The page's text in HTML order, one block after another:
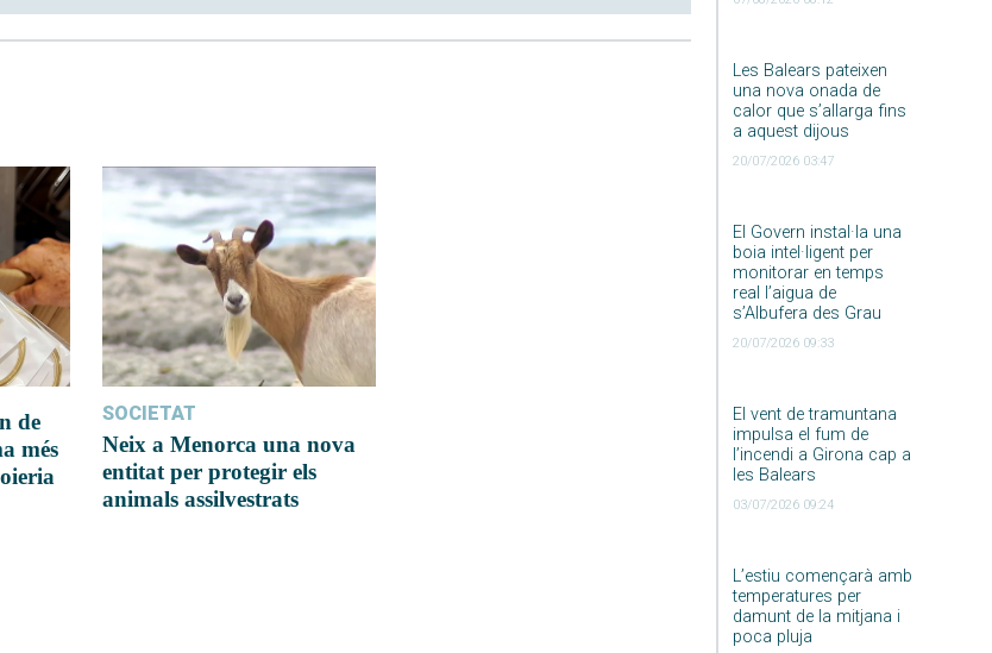
Les Balears pateixen
una nova onada de
calor que s’allarga fins
a aquest dijous
20/07/2026 03:47
El Govern instal·la una
boia intel·ligent per
monitorar en temps
real l’aigua de
s’Albufera des Grau
20/07/2026 09:33
El vent de tramuntana
impulsa el fum de
l’incendi a Girona cap a
les Balears
03/07/2026 09:24
L’estiu començarà amb
temperatures per
damunt de la mitjana i
poca pluja
de
més
SOCIETAT
Neix a Menorca una nova
entitat per protegir els
animals assilvestrats